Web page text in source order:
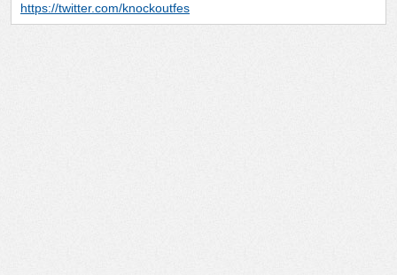
https://twitter.com/knockoutfes